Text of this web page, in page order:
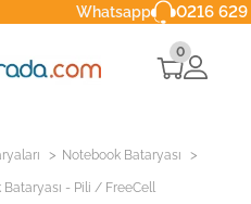
Whatsapp 0216 629 90 40
0
> Notebook Bataryası >
- Pili / FreeCell